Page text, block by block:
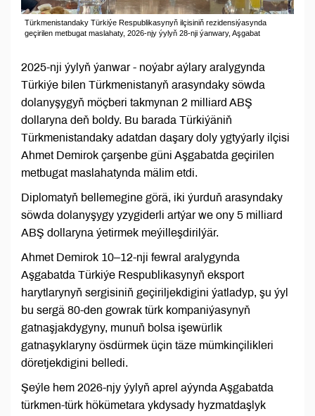
Türkmenistandaky Türkiýe Respublikasynyň ilçisiniň rezidensiýasynda
geçirilen metbugat maslahaty, 2026-njy ýylyň 28-nji ýanwary, Aşgabat
2025-nji ýylyň ýanwar - noýabr aýlary aralygynda
Türkiýe bilen Türkmenistanyň arasyndaky söwda
dolanyşygyň möçberi takmynan 2 milliard ABŞ
dollaryna deň boldy. Bu barada Türkiýäniň
Türkmenistandaky adatdan daşary doly ygtyýarly ilçisi
Ahmet Demirok çarşenbe güni Aşgabatda geçirilen
metbugat maslahatynda mälim etdi.
Diplomatyň bellemegine görä, iki ýurduň arasyndaky
söwda dolanyşygy yzygiderli artýar we ony 5 milliard
ABŞ dollaryna ýetirmek meýilleşdirilýär.
Ahmet Demirok 10–12-nji fewral aralygynda
Aşgabatda Türkiýe Respublikasynyň eksport
harytlarynyň sergisiniň geçiriljekdigini ýatladyp, şu ýyl
bu sergä 80-den gowrak türk kompaniýasynyň
gatnaşjakdygyny, munuň bolsa işewürlik
gatnaşyklaryny ösdürmek üçin täze mümkinçilikleri
döretjekdigini belledi.
Şeýle hem 2026-njy ýylyň aprel aýynda Aşgabatda
türkmen-türk hökümetara ykdysady hyzmatdaşlyk